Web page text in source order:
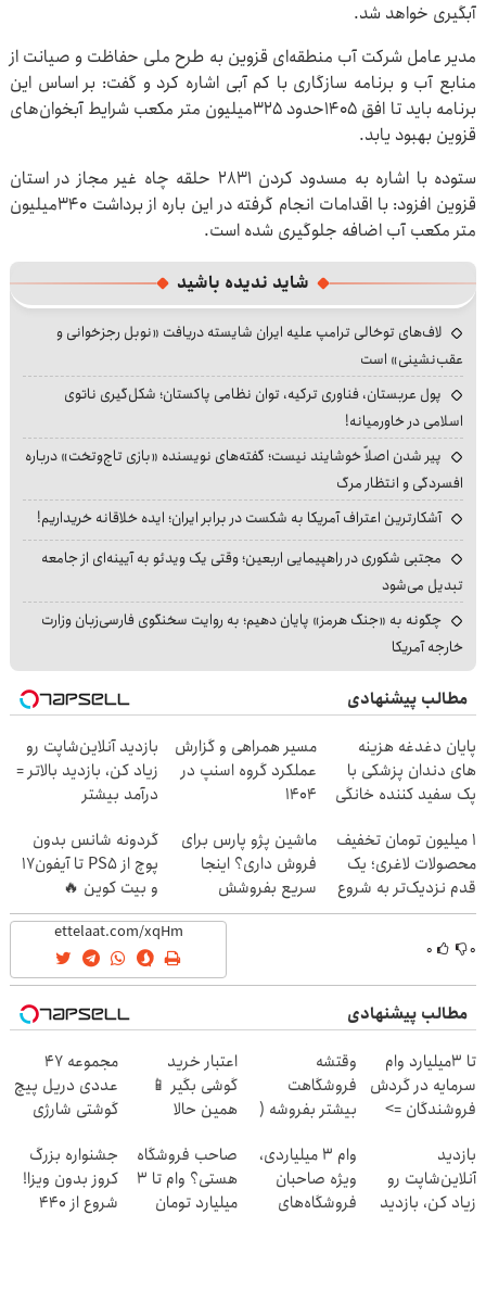
آبگیری خواهد شد.
مدیر عامل شرکت آب منطقه‌ای قزوین به طرح ملی حفاظت و صیانت از
منابع آب و برنامه سازگاری با کم آبی اشاره کرد و گفت: بر اساس این
برنامه باید تا افق ۱۴۰۵حدود ۳۲۵میلیون متر مکعب شرایط آبخوان‌های
قزوین بهبود یابد.
ستوده با اشاره به مسدود کردن 2831 حلقه چاه غیر مجاز در استان
قزوین افزود: با اقدامات انجام گرفته در این باره از برداشت ۳۴۰میلیون
متر مکعب آب اضافه جلوگیری شده است.
شاید ندیده باشید
لاف‌های توخالی ترامپ علیه ایران شایسته دریافت «نوبل رجزخوانی و
عقب‌نشینی» است
پول عربستان، فناوری ترکیه، توان نظامی پاکستان؛ شکل‌گیری ناتوی
اسلامی در خاورمیانه!
پیر شدن اصلاً خوشایند نیست؛ گفته‌های نویسنده «بازی تاج‌وتخت» درباره
افسردگی و انتظار مرگ
آشکارترین اعتراف آمریکا به شکست در برابر ایران؛ ایده خلاقانه خریداریم!
مجتبی شکوری در راهپیمایی اربعین؛ وقتی یک ویدئو به آیینه‌ای از جامعه
تبدیل می‌شود
چگونه به «جنگ هرمز» پایان دهیم؛ به روایت سخنگوی فارسی‌زبان وزارت
خارجه آمریکا
مطالب پیشنهادی
پایان دغدغه هزینه
های دندان پزشکی با
پک سفید کننده خانگی
مسیر همراهی و گزارش
عملکرد گروه اسنپ در
۱۴۰۴
بازدید آنلاین‌شاپت رو
زیاد کن، بازدید بالاتر =
درآمد بیشتر
۱ میلیون تومان تخفیف
محصولات لاغری؛ یک
قدم نزدیک‌تر به شروع
کاهش وزن
ماشین پژو پارس برای
فروش داری؟ اینجا
سریع بفروشش
گردونه شانس بدون
پوچ از PS5 تا آیفون17
و بیت کوین 🔥
۰ ۰
مطالب پیشنهادی
تا 3میلیارد وام
سرمایه در گردش
فروشندگان =>
ثبت کن
وقتشه
فروشگاهت
بیشتر بفروشه (
نام کن )
اعتبار خرید
گوشی بگیر 📱
همین حالا
بده 🎯
مجموعه 47
عددی دریل پیچ
گوشتی شارژی
محدود)
بازدید
آنلاین‌شاپت رو
زیاد کن، بازدید
وام ۳ میلیاردی،
ویژه صاحبان
فروشگاه‌های
صاحب فروشگاه
هستی؟ وام تا ۳
میلیارد تومان
جشنواره بزرگ
کروز بدون ویزا!
شروع از 440